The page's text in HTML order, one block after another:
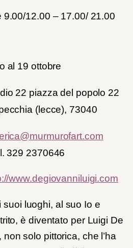
9.00/12.00 – 17.00/ 21.00
al 19 ottobre
22 piazza del popolo 22
(lecce), 73040
329 2370646
www.degiovanniluigi.com
suoi luoghi, al suo Io e
è diventato per Luigi De
solo pittorica, che l’ha